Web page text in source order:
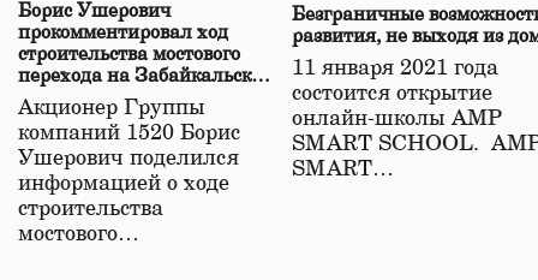
Борис Ушерович
прокомментировал ход
строительства мостового
перехода на Забайкальской
железной дороге
Акционер Группы
компаний 1520 Борис
Ушерович поделился
информацией о ходе
строительства
мостового…
Безграничные
развития, не выходя из
11 января 2021 года
состоится открытие
онлайн-школы АМР
SMART SCHOOL.
SMART…